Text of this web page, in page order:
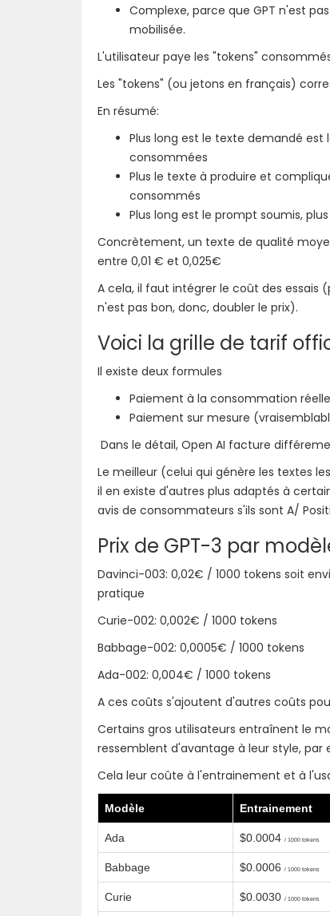
Complexe, parce que GPT n'est
mobilisée.
L'utilisateur paye les "tokens"
Les "tokens" (ou jetons en français)
En résumé:
Plus long est le texte demandé
consommées
Plus le texte à produire et
consommés
Plus long est le prompt soumis,
Concrètement, un texte de qualité
entre 0,01 € et 0,025€
A cela, il faut intégrer le coût des essais
n'est pas bon, donc, doubler le prix).
Voici la grille de tarif
Il existe deux formules
Paiement à la consommation réelle
Paiement sur mesure
Dans le détail, Open AI facture
Le meilleur (celui qui génère les textes
il en existe d'autres plus adaptés à
avis de consommateurs s'ils sont A/
Prix de GPT-3 par
Davinci-003: 0,02€ / 1000 tokens soit
pratique
Curie-002: 0,002€ / 1000 tokens
Babbage-002: 0,0005€ / 1000 tokens
Ada-002: 0,004€ / 1000 tokens
A ces coûts s'ajoutent d'autres coûts
Certains gros utilisateurs entraînent le
ressemblent d'avantage à leur style, par
Cela leur coûte à l'entrainement et à
Modèle Entrainement
Ada $0.0004 / 1000 tokens
Babbage $0.0006 / 1000 tokens
Curie $0.0030 / 1000 tokens